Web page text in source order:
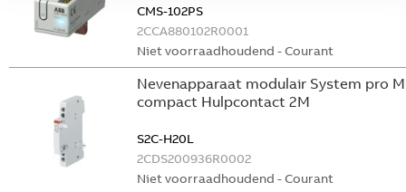
CMS-102PS
2CCA880102R0001
Niet voorraadhoudend - Courant
Nevenapparaat modulair System pro M
compact Hulpcontact 2M
S2C-H20L
2CDS200936R0002
Niet voorraadhoudend - Courant